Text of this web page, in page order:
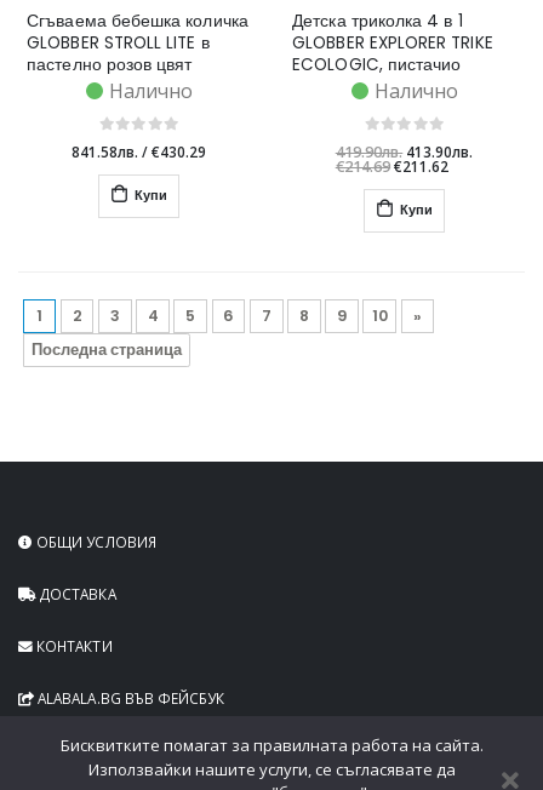
Сгъваема бебешка количка
GLOBBER STROLL LITE в
пастелно розов цвят
Налично
841.58лв. /€430.29
Купи
Детска триколка 4 в 1
GLOBBER EXPLORER TRIKE
ECOLOGIC, пистачио
Налично
419.90лв. 413.90лв.
€214.69€211.62
Купи
1 2 3 4 5 6 7 8 9 10
»
Последна страница
ОБЩИ УСЛОВИЯ
ДОСТАВКА
КОНТАКТИ
ALABALA.BG ВЪВ ФЕЙСБУК
Бисквитките помагат за правилната работа на сайта.
Използвайки нашите услуги, се съгласявате да